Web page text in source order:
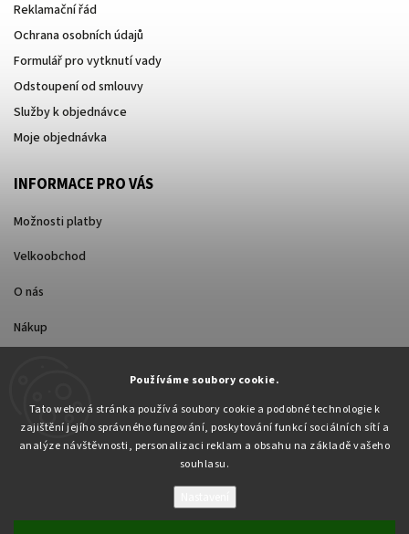
Používáme soubory cookie.
Tato webová stránka používá soubory cookie a podobné technologie k
zajištění jejího správného fungování, poskytování funkcí sociálních sítí a
analýze návštěvnosti, personalizaci reklam a obsahu na základě vašeho
souhlasu.
Reklamační řád
Ochrana osobních údajů
Formulář pro vytknutí vady
Odstoupení od smlouvy
Služby k objednávce
Moje objednávka
INFORMACE PRO VÁS
Možnosti platby
Velkoobchod
O nás
Nákup
Copyright 2026Pabex.cz. Všechna práva vyhrazena.